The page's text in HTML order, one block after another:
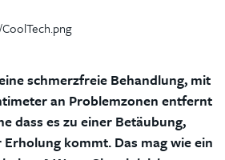
schmerzfreie Behandlung, mit
an Problemzonen entfernt
dass es zu einer Betäubung,
kommt. Das mag wie ein